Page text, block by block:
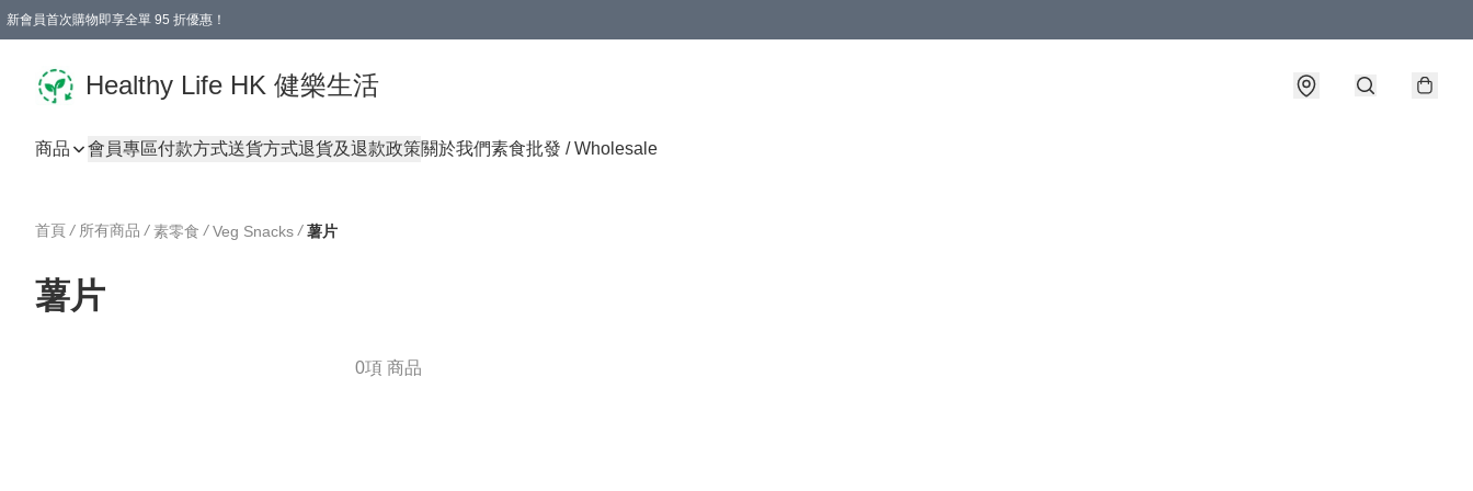
新會員首次購物即享全單 95 折優惠！
Healthy Life HK 健樂生活
商品 會員專區付款方式送貨方式退貨及退款政策關於我們素食批發 / Wholesale
首頁 / 所有商品 / 素零食 / Veg Snacks / 薯片
薯片
0項 商品